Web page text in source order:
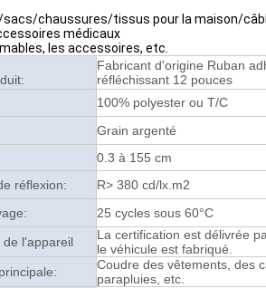
chaussures/tissus pour la maison/
médicaux
les accessoires, etc.
Fabricant d'origine Ruban
réfléchissant 12 pouces
100% polyester ou T/C
Grain argenté
0.3 à 155 cm
réflexion:
R> 380 cd/lx.m2
25 cycles sous 60°C
de l'appareil
La certification est délivrée
le véhicule est fabriqué.
Coudre des vêtements, des
parapluies, etc.